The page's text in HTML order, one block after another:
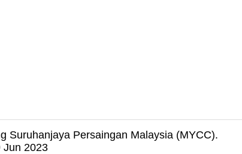
Suruhanjaya Persaingan Malaysia (MYCC).
Jun 2023